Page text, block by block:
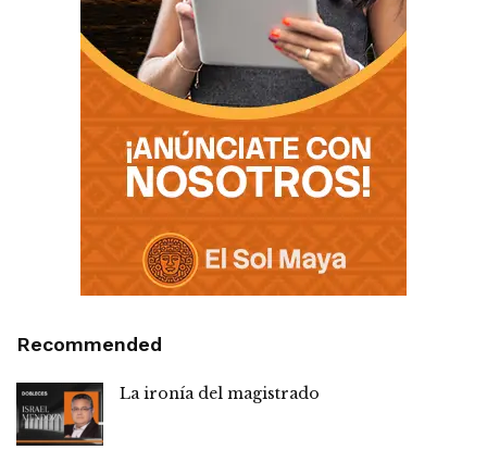
Recommended
La ironía del magistrado